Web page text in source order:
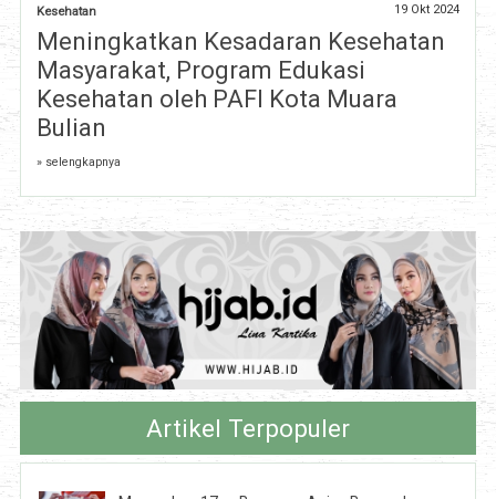
Kesehatan 19 Okt 2024
Meningkatkan Kesadaran Kesehatan
Masyarakat, Program Edukasi
Kesehatan oleh PAFI Kota Muara
Bulian
» selengkapnya
Artikel Terpopuler